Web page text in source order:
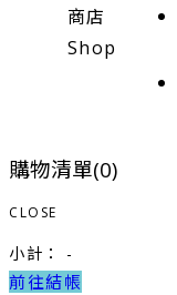
商店
Shop
購物清單(0)
CLOSE
小計： -
前往結帳